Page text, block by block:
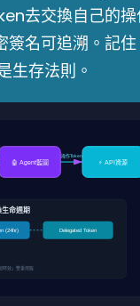
去交換自己的
名可追溯。記
生存法則。
🤖 Agent藍圖 ⚡ API資源
操作Token
命週期
(24hr) Delegated Token
時效」雙重保險